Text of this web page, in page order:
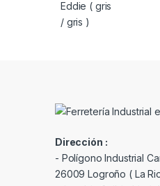
Dirección :
- Polígono Industrial
26009 Logroño ( La